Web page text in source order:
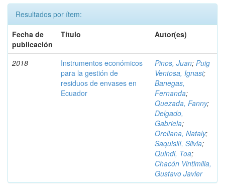
Resultados por ítem:
Fecha de
publicación
Título Autor(es)
2018
Instrumentos económicos
para la gestión de
residuos de envases en
Ecuador
Pinos, Juan; Puig
Ventosa, Ignasi;
Banegas,
Fernanda;
Quezada, Fanny;
Delgado,
Gabriela;
Orellana, Nataly;
Saquisilí, Silvia;
Quindi, Toa;
Chacón Vintimilla,
Gustavo Javier